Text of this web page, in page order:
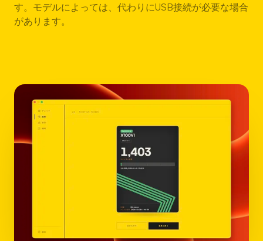
す。モデルによっては、代わりにUSB接続が必要な場合
があります。